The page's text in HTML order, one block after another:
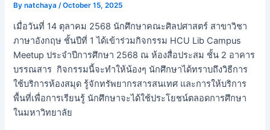
Bynatchaya/October 15, 2025
เมื่อวันที่ 14 ตุลาคม 2568 นักศึกษาคณะศิลปศาสตร์ สาขาวิชา
ภาษาอังกฤษ ชั้นปีที่ 1 ได้เข้าร่วมกิจกรรม HCU Lib Campus
Meetup ประจำปีการศึกษา 2568 ณ ห้องสื่อประสม ชั้น 2 อาคาร
บรรณสาร กิจกรรมนี้จะทำให้น้องๆ นักศึกษาได้ทราบถึงวิธีการ
ใช้บริการห้องสมุด รู้จักทรัพยากรสารสนเทศ และการให้บริการ
พื้นที่เพื่อการเรียนรู้ นักศึกษาจะได้ใช้ประโยชน์ตลอดการศึกษา
ในมหาวิทยาลัย